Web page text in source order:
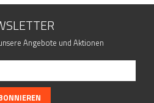
Angebote und Aktionen